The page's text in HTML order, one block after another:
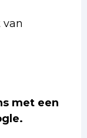
van
met een